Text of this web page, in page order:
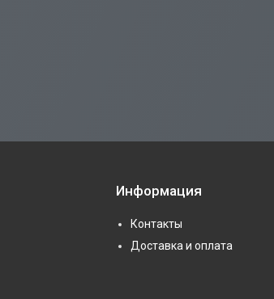
Информация
Контакты
Доставка и оплата